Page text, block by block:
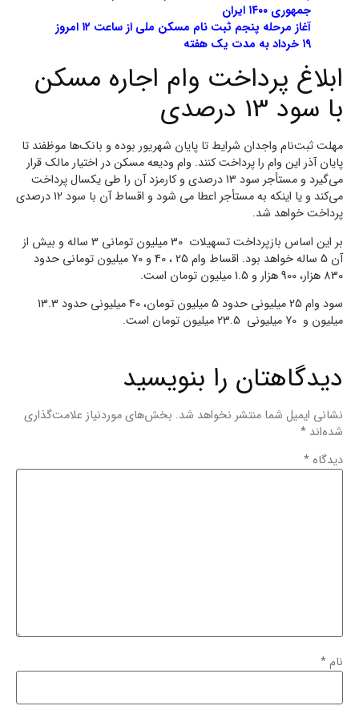
جمهوری ۱۴۰۰ ایران
آغاز مرحله پنجم ثبت نام مسکن ملی از ساعت ۱۲ امروز
۱۹ خرداد به مدت یک هفته
ابلاغ پرداخت وام اجاره مسکن
با سود 13 درصدی
مهلت ثبت‌نام واجدان شرایط تا پایان شهریور بوده و بانک‌ها موظفند تا
پایان آذر این وام را پرداخت کنند. وام ودیعه مسکن در اختیار مالک قرار
می‌گیرد و مستأجر سود 13 درصدی و کارمزد آن را طی یکسال پرداخت
می‌کند و یا اینکه به مستأجر اعطا می شود و اقساط آن با سود 12 درصدی
پرداخت خواهد شد.
بر این اساس بازپرداخت تسهیلات 30 میلیون تومانی 3 ساله و بیش از
آن 5 ساله خواهد بود. اقساط وام 25 ، 40 و 70 میلیون تومانی حدود
830 هزار، 900 هزار و 1.5 میلیون تومان است.
سود وام 25 میلیونی حدود 5 میلیون تومان، 40 میلیونی حدود 13.3
میلیون و 70 میلیونی 23.5 میلیون تومان است.
دیدگاهتان را بنویسید
نشانی ایمیل شما منتشر نخواهد شد. بخش‌های موردنیاز علامت‌گذاری
شده‌اند *
دیدگاه *
نام*